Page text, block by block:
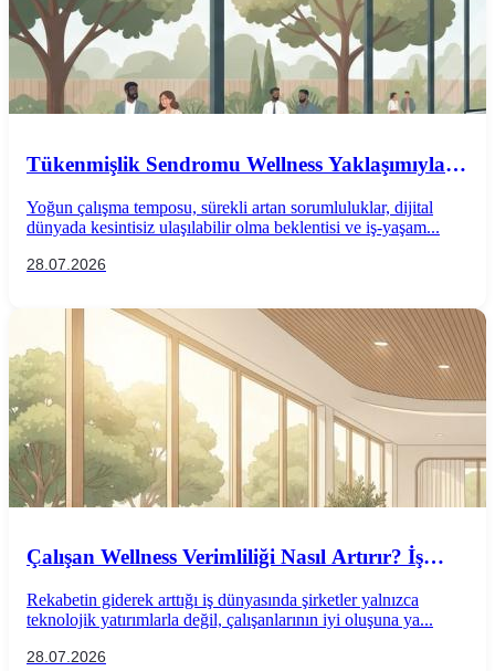
Tükenmişlik Sendromu Wellness Yaklaşımıyla
Yoğun çalışma temposu, sürekli artan sorumluluklar, dijital
dünyada kesintisiz ulaşılabilir olma beklentisi ve iş-yaşam...
28.07.2026
Çalışan Wellness Verimliliği Nasıl Artırır? İş
Uygulamaları
Rekabetin giderek arttığı iş dünyasında şirketler yalnızca
teknolojik yatırımlarla değil, çalışanlarının iyi oluşuna ya...
28.07.2026